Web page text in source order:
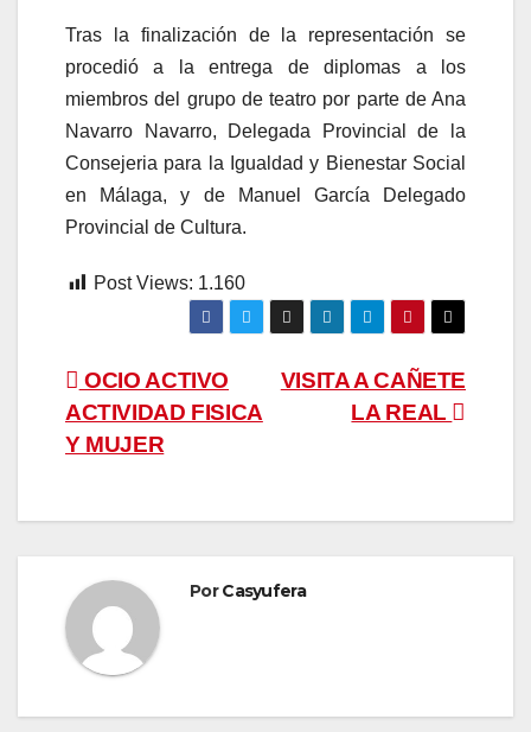
Tras la finalización de la representación se
procedió a la entrega de diplomas a los
miembros del grupo de teatro por parte de Ana
Navarro Navarro, Delegada Provincial de la
Consejeria para la Igualdad y Bienestar Social
en Málaga, y de Manuel García Delegado
Provincial de Cultura.
Post Views: 1.160
Navegación
de
VISITA A CAÑETE
LA REAL
OCIO ACTIVO
ACTIVIDAD FISICA
Y MUJER
PorCasyufera